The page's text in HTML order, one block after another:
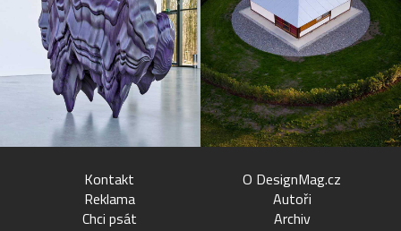
Kontakt
Reklama
Chci psát
O DesignMag.cz
Autoři
Archiv